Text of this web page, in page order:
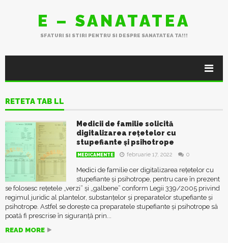
E – SANATATEA
SFATURI SI STIRI PENTRU SI DESPRE SANATATEA TA!!!
RETETA TAB LL
Medicii de familie solicită
digitalizarea rețetelor cu
stupefiante și psihotrope
MEDICAMENTE februarie 17, 2022 0
Medici de familie cer digitalizarea rețetelor cu
stupefiante și psihotrope, pentru care în prezent
se folosesc rețetele „verzi” și „galbene” conform Legii 339/2005 privind
regimul juridic al plantelor, substanțelor și preparatelor stupefiante și
psihotrope. Astfel se dorește ca preparatele stupefiante și psihotrope să
poată fi prescrise în siguranță prin...
READ MORE